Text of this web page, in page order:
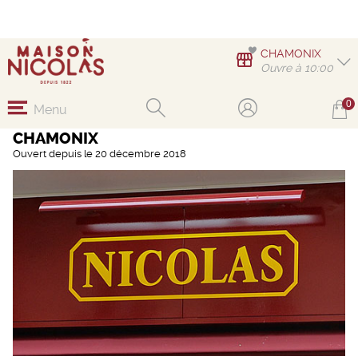
CHAMONIX
Ouvre à 10:00
Menu 0
CHAMONIX
Ouvert depuis le 20 décembre 2018